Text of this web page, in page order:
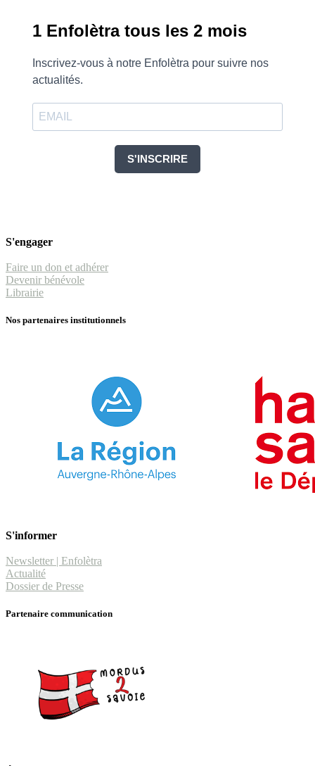
1 Enfolètra tous les 2 mois
Inscrivez-vous à notre Enfolètra pour suivre nos
actualités.
S'INSCRIRE
S'engager
Faire un don et adhérer
Devenir bénévole
Librairie
Nos partenaires institutionnels
S'informer
Newsletter | Enfolètra
Actualité
Dossier de Presse
Partenaire communication